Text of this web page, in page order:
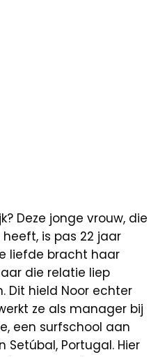
Deze jonge vrouw, die
is pas 22 jaar
liefde bracht haar
die relatie liep
Dit hield Noor echter
ze als manager bij
een surfschool aan
Portugal. Hier